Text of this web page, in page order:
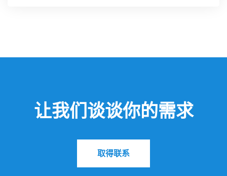
让我们谈谈你的需求
取得联系